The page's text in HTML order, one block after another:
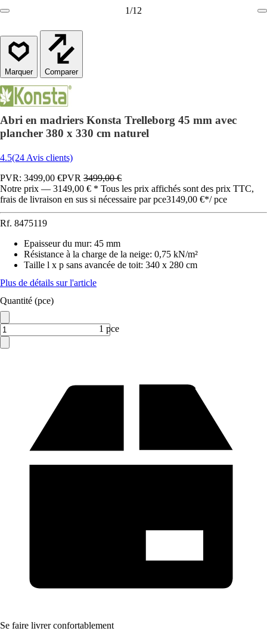
1/12
Comparer
Abri en madriers Konsta Trelleborg 45 mm avec
plancher 380 x 330 cm naturel
4.5(24 Avis clients)
PVR: 3499,00 €PVR 3499,00 €
Notre prix — 3149,00 € * Tous les prix affichés sont des prix TTC,
frais de livraison en sus si nécessaire par pce3149,00 €*/ pce
Rf. 8475119
Epaisseur du mur: 45 mm
Résistance à la charge de la neige: 0,75 kN/m²
Taille l x p sans avancée de toit: 340 x 280 cm
Plus de détails sur l'article
Quantité (pce)
1 pce
Se faire livrer confortablement